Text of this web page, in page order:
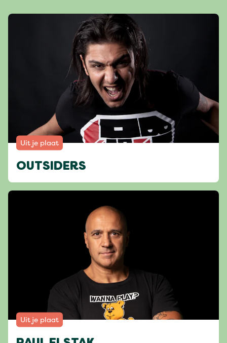
Uit je plaat
OUTSIDERS
Uit je plaat